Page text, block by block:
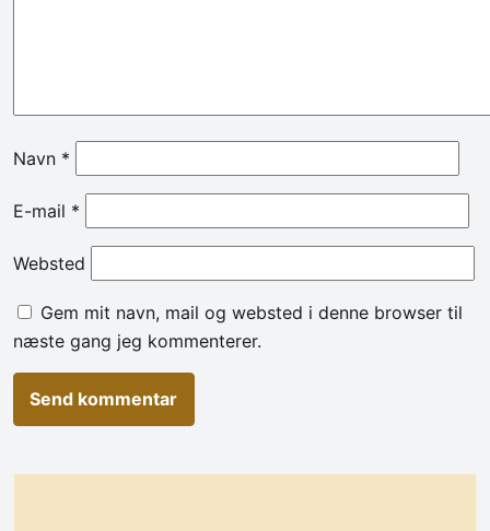
Navn *
E-mail *
Websted
Gem mit navn, mail og websted i denne browser til
næste gang jeg kommenterer.